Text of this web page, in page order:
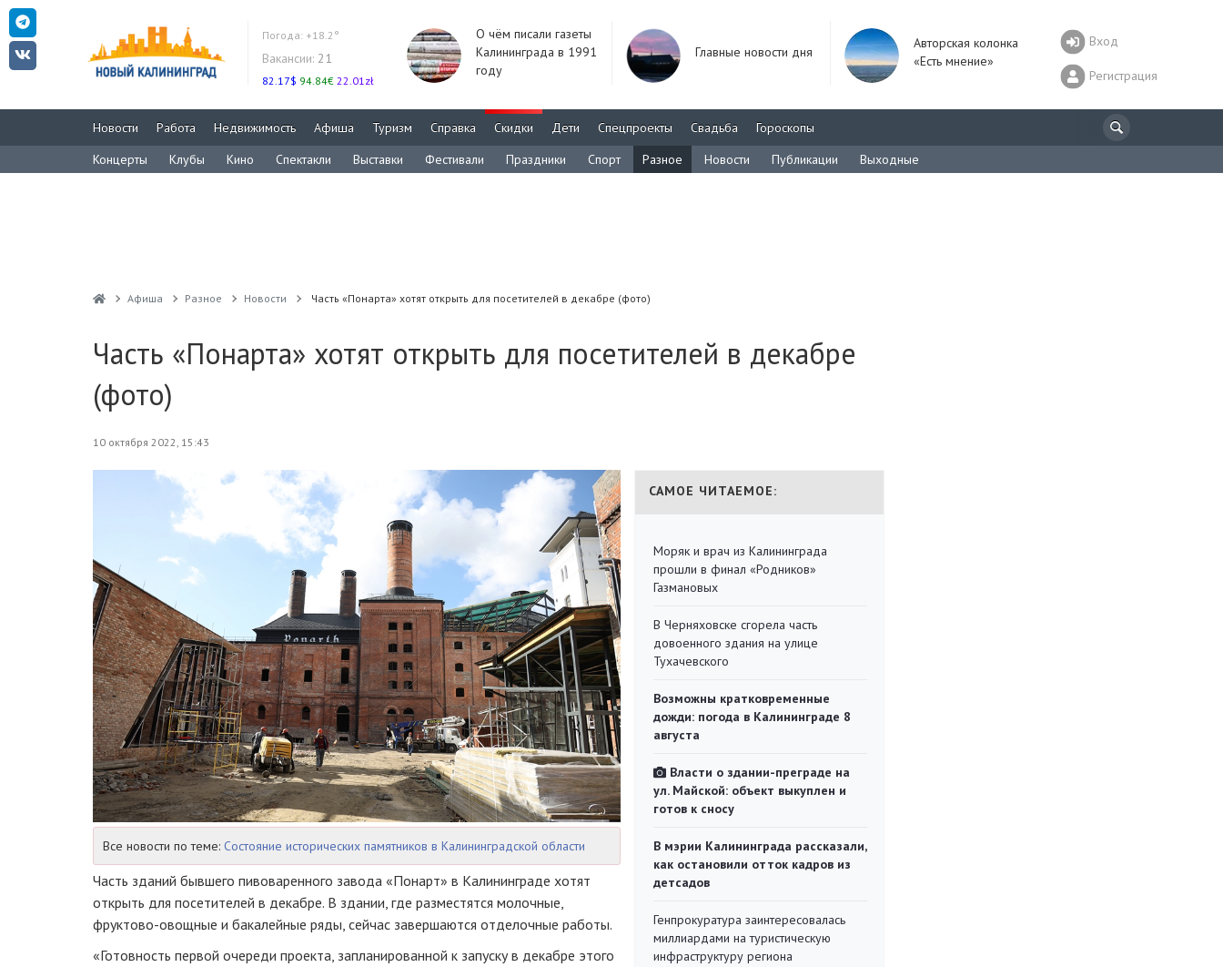
Погода: +18.2°
Вакансии: 21
82.17$ 94.84€ 22.01zł
О чём писали газеты
Калининграда в 1991
году
Главные новости дня
Авторская колонка
«Есть мнение»
Вход
Регистрация
Новости Работа Недвижимость Афиша Туризм Справка Скидки Дети Спецпроекты Свадьба
Гороскопы
Концерты
Клубы Кино Спектакли Выставки Фестивали Праздники Спорт Разное Новости Публикации Выходные
Афиша Разное Новости Часть «Понарта» хотят открыть для посетителей в декабре (фото)
Часть «Понарта» хотят открыть для посетителей в декабре
(фото)
10 октября 2022, 15:43
Все новости по теме: Состояние исторических памятников в Калининградской области
Часть зданий бывшего пивоваренного завода «Понарт» в Калининграде хотят
открыть для посетителей в декабре. В здании, где разместятся молочные,
фруктово-овощные и бакалейные ряды, сейчас завершаются отделочные работы.
«Готовность первой очереди проекта, запланированной к запуску в декабре этого
САМОЕ ЧИТАЕМОЕ:
Моряк и врач из Калининграда
прошли в финал «Родников»
Газмановых
В Черняховске сгорела часть
довоенного здания на улице
Тухачевского
Возможны кратковременные
дожди: погода в Калининграде 8
августа
Власти о здании-преграде на
ул. Майской: объект выкуплен и
готов к сносу
В мэрии Калининграда рассказали,
как остановили отток кадров из
детсадов
Генпрокуратура заинтересовалась
миллиардами на туристическую
инфраструктуру региона